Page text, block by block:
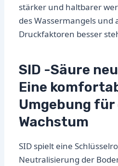
stärker und haltbarer
des Wassermangels und
Druckfaktoren besser
SID -Säure
Eine
Umgebung für
Wachstum
SID spielt eine
Neutralisierung der